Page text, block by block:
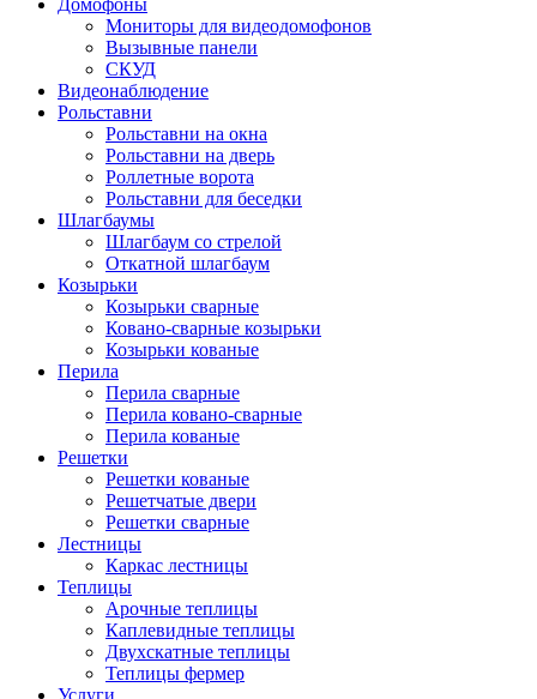
Домофоны
Мониторы для видеодомофонов
Вызывные панели
СКУД
Видеонаблюдение
Рольставни
Рольставни на окна
Рольставни на дверь
Роллетные ворота
Рольставни для беседки
Шлагбаумы
Шлагбаум со стрелой
Откатной шлагбаум
Козырьки
Козырьки сварные
Ковано-сварные козырьки
Козырьки кованые
Перила
Перила сварные
Перила ковано-сварные
Перила кованые
Решетки
Решетки кованые
Решетчатые двери
Решетки сварные
Лестницы
Каркас лестницы
Теплицы
Арочные теплицы
Каплевидные теплицы
Двухскатные теплицы
Теплицы фермер
Услуги